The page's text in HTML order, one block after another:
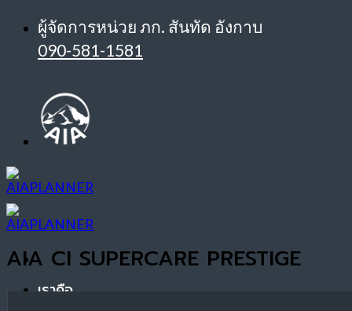
ข้าม
ผู้จัดการหน่วย ภก. สันทัด อังกาบ
090-581-1581
เราคือ
AIA CI SUPERCARE PRESTIGE